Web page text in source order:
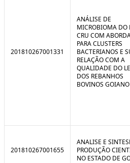
201810267001331
ANÁLISE DE
MICROBIOMA DO
CRU COM
PARA CLUSTERS
BACTERIANOS E
RELAÇÃO COM A
QUALIDADE DO
DOS REBANHOS
BOVINOS GOIANO
201810267001655
ANALISE E
PRODUÇÃO
NO ESTADO DE